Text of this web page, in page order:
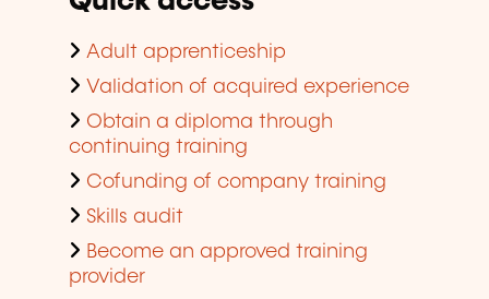
Adult apprenticeship
Validation of acquired experience
Obtain a diploma through
continuing training
Cofunding of company training
Skills audit
Become an approved training
provider